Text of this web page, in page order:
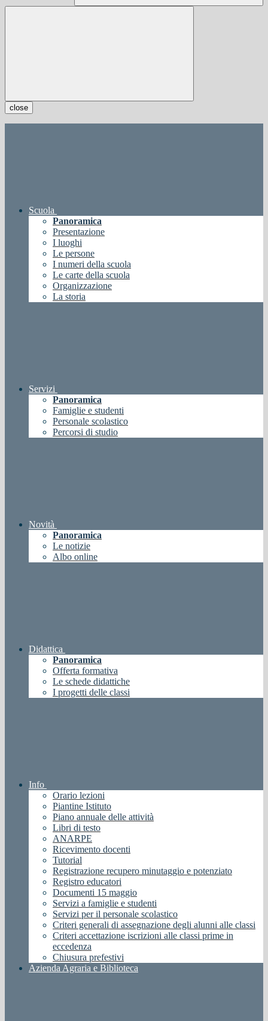
close
Scuola
Panoramica
Presentazione
I luoghi
Le persone
I numeri della scuola
Le carte della scuola
Organizzazione
La storia
Servizi
Panoramica
Famiglie e studenti
Personale scolastico
Percorsi di studio
Novità
Panoramica
Le notizie
Albo online
Didattica
Panoramica
Offerta formativa
Le schede didattiche
I progetti delle classi
Info
Orario lezioni
Piantine Istituto
Piano annuale delle attività
Libri di testo
ANARPE
Ricevimento docenti
Tutorial
Registrazione recupero minutaggio e potenziato
Registro educatori
Documenti 15 maggio
Servizi a famiglie e studenti
Servizi per il personale scolastico
Criteri generali di assegnazione degli alunni alle classi
Criteri accettazione iscrizioni alle classi prime in
eccedenza
Chiusura prefestivi
Azienda Agraria e Biblioteca